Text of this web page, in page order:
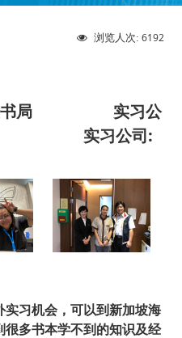
浏览人次: 6192
众书局 实习公
实习公司:
习机会，可以到新加坡海
很多书本学不到的知识及经